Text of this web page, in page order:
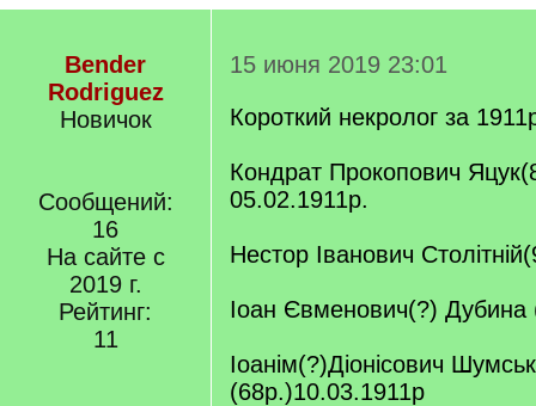
Bender
Rodriguez
Новичок
Сообщений:
16
На сайте с
2019 г.
Рейтинг:
11
15 июня 2019 23:01
Короткий некролог за
Кондрат Прокопович
05.02.1911р.
Нестор Іванович
Іоан Євменович(?) Дубина
Іоанім(?)Діонісович
(68р.)10.03.1911р